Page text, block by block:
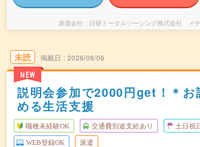
派遣会社 日研トータルソーシング株式会社 メ
未読
NEW
掲載日 2026/08/06
説明会参加で2000円get！＊お
める生活支援
職種未経験OK 交通費別途支給あり 土日祝
WEB登録OK 派遣